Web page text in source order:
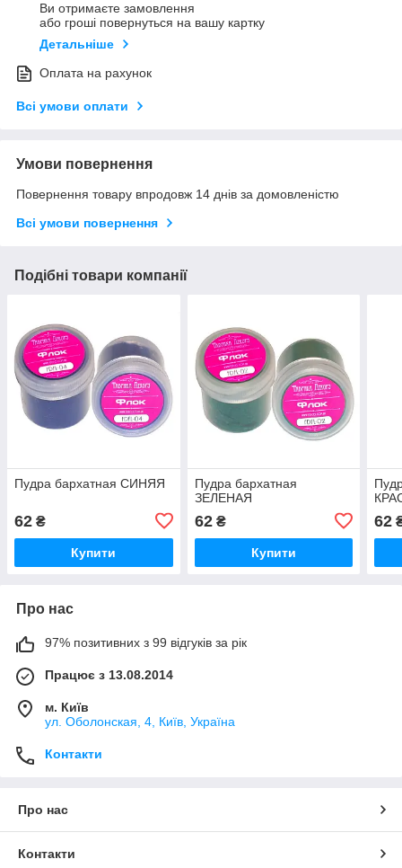
Ви отримаєте замовлення
або гроші повернуться на вашу картку
Детальніше
Оплата на рахунок
Всі умови оплати
Умови повернення
Повернення товару впродовж 14 днів за домовленістю
Всі умови повернення
Подібні товари компанії
Пудра бархатная СИНЯЯ
62 ₴
Купити
Пудра бархатная
ЗЕЛЕНАЯ
62₴
Купити
62
Про нас
97% позитивних з 99 відгуків за рік
Працює з 13.08.2014
м. Київ
ул. Оболонская, 4, Київ, Україна
Контакти
Про нас
Контакти